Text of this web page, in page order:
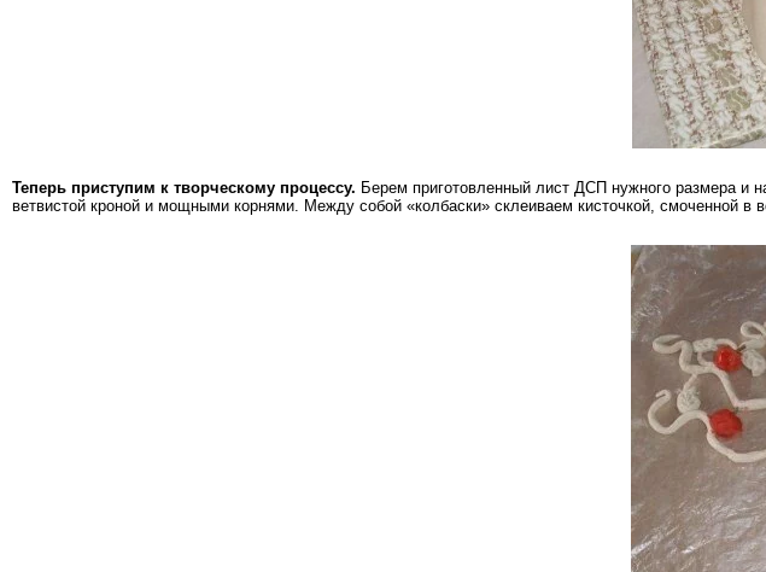
Теперь приступим к творческому процессу. Берем приготовленный лист ДСП нужного размера и
ветвистой кроной и мощными корнями. Между собой «колбаски» склеиваем кисточкой, смоченной в